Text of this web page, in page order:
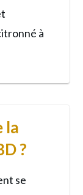
à
la
?
se